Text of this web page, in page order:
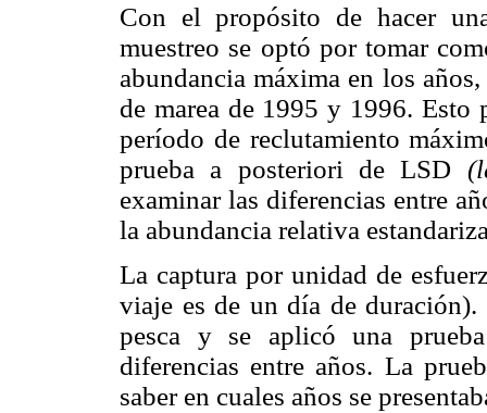
Con el propósito de hacer
muestreo se optó por tomar
abundancia máxima en los
de marea de 1995 y 1996.
período de reclutamiento
prueba a posteriori de LSD
examinar las diferencias entre
la abundancia relativa
La captura por unidad de
viaje es de un día de
pesca y se aplicó una
diferencias entre años. La
saber en cuales años se